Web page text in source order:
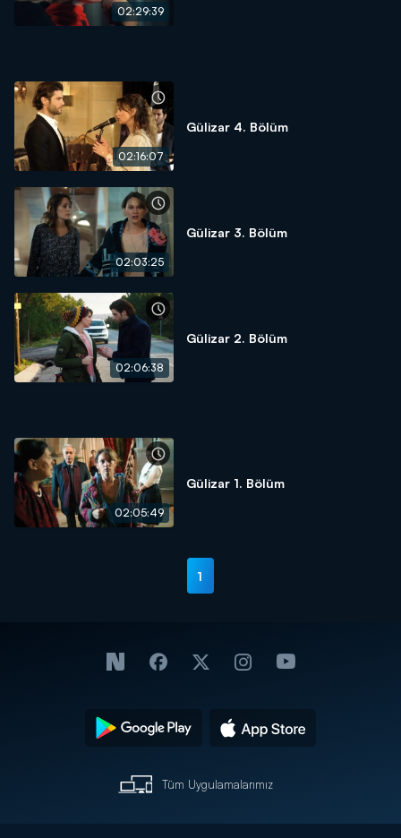
02:29:39
02:16:07
Gülizar 4. Bölüm
02:03:25
Gülizar 3. Bölüm
02:06:38
Gülizar 2. Bölüm
02:05:49
Gülizar 1. Bölüm
1
Tüm Uygulamalarımız